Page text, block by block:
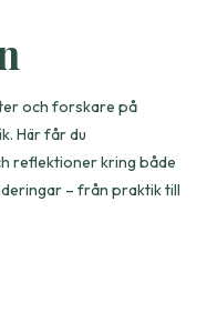
och forskare på
Här får du
reflektioner kring både
– från praktik till